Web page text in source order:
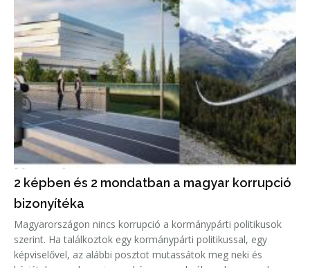
2 képben és 2 mondatban a magyar korrupció
bizonyítéka
Magyarországon nincs korrupció a kormánypárti politikusok
szerint. Ha találkoztok egy kormánypárti politikussal, egy
képviselővel, az alábbi posztot mutassátok meg neki és